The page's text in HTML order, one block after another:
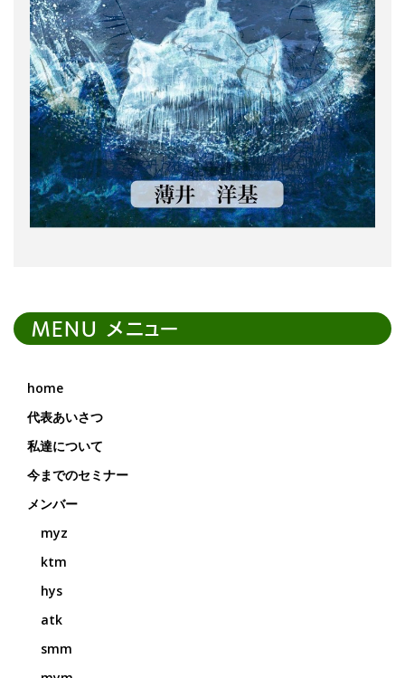
MENU メニュー
home
代表あいさつ
私達について
今までのセミナー
メンバー
myz
ktm
hys
atk
smm